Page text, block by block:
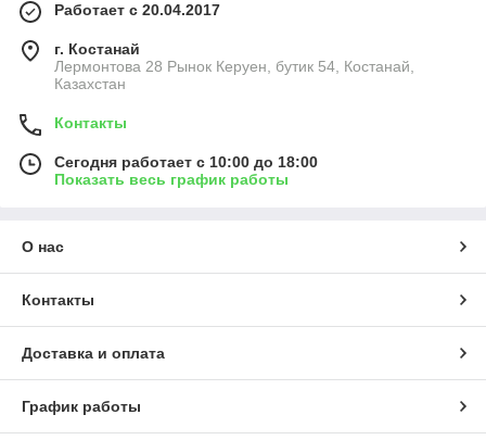
Работает с 20.04.2017
г. Костанай
Лермонтова 28 Рынок Керуен, бутик 54, Костанай,
Казахстан
Контакты
Сегодня работает с 10:00 до 18:00
Показать весь график работы
О нас
Контакты
Доставка и оплата
График работы